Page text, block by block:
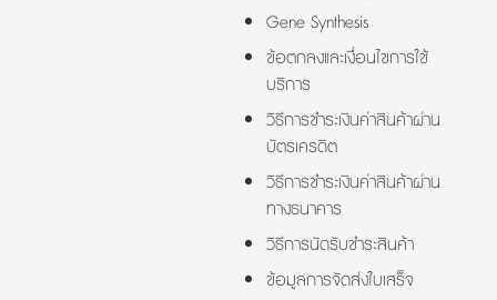
Gene Synthesis
ข้อตกลงและเงื่อนไขการใช้
บริการ
วิธีการชำระเงินค่าสินค้าผ่าน
บัตรเครดิต
วิธีการชำระเงินค่าสินค้าผ่าน
ทางธนาคาร
วิธีการนัดรับชำระสินค้า
ข้อมูลการจัดส่งใบเสร็จ